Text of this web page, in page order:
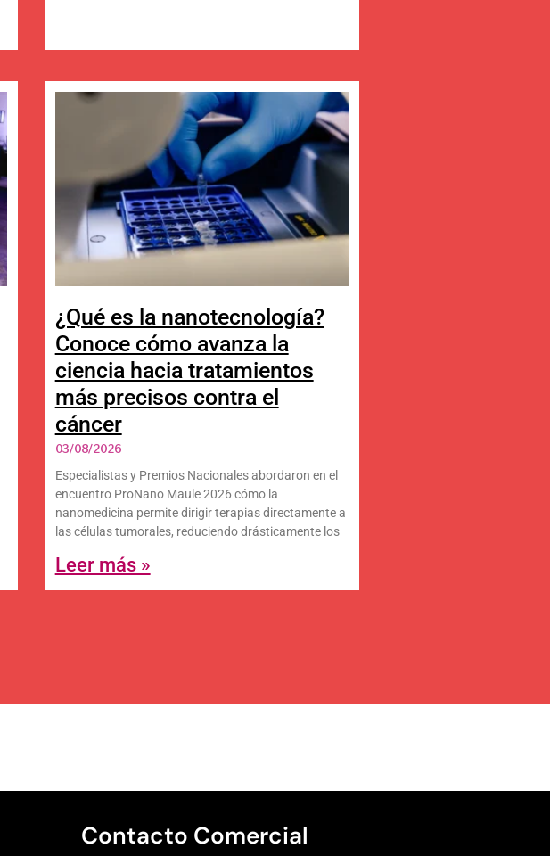
¿Qué es la nanotecnología?
Conoce cómo avanza la
ciencia hacia tratamientos
más precisos contra el
cáncer
03/08/2026
Especialistas y Premios Nacionales abordaron en el
encuentro ProNano Maule 2026 cómo la
nanomedicina permite dirigir terapias directamente a
las células tumorales, reduciendo drásticamente los
Leer más »
Contacto Comercial